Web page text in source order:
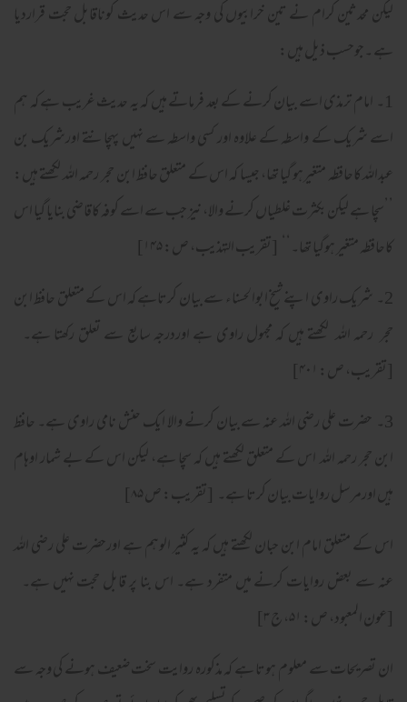
لیکن محدثین کرام نے تین خرابیوں کی وجہ سے اس حدیث کوناقابل حجت قراردیا
ہے ۔جوحسب ذیل ہیں:
1۔ امام ترمذی اسے بیان کرنے کے بعد فرماتے ہیں کہ یہ حدیث غریب ہے کہ ہم
اسے شریک کے واسطہ کے علاوہ اور کسی واسطہ سے نہیں پہچانتے اورشریک بن
عبداللہ کاحافظہ متغیرہو گیا تھا، جیسا کہ اس کے متعلق حافظ ابن حجر رحمہ اللہ لکھتے ہیں:
’’سچا ہے لیکن بکثرت غلطیاں کرنے والا، نیز جب سے اسے کوفہ کاقاضی بنایا گیا اس
کاحافظہ متغیر ہوگیا تھا۔‘‘ [تقریب التہذیب، ص: ۱۴۵]
2۔ شریک راوی اپنے شیخ ابوالحسناء سے بیان کرتاہے کہ اس کے متعلق حافظ ابن
حجر رحمہ اللہ لکھتے ہیں کہ مجہول راوی ہے اوردرجہ سابع سے تعلق رکھتا ہے۔
[تقریب، ص: ۴۰۱]
3۔ حضرت علی رضی اللہ عنہ سے بیان کرنے والا ایک حنش نامی راوی ہے۔ حافظ
ابن حجر رحمہ اللہ اس کے متعلق لکھتے ہیں کہ سچا ہے، لیکن اس کے بے شمار اوہام
ہیں اورمرسل روایات بیان کرتا ہے۔ [تقریب: ص ۸۵]
اس کے متعلق امام ابن حبان لکھتے ہیں کہ یہ کثیر الوہم ہے اورحضرت علی رضی اللہ
عنہ سے بعض روایات کرنے میں متفرد ہے۔ اس بنا پر قابل حجت نہیں ہے۔
[عون المعبود، ص: ۵۱، ج ۳]
ان تصریحات سے معلوم ہوتا ہے کہ مذکورہ روایت سخت ضعیف ہونے کی وجہ سے